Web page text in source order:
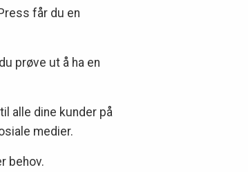
får du en
prøve ut å ha en
alle dine kunder på
medier.
behov.